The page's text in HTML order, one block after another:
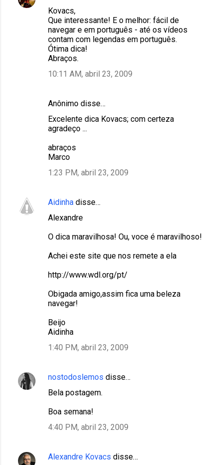
Kovacs,
Que interessante! E o melhor: fácil de
navegar e em português - até os vídeos
contam com legendas em português.
Ótima dica!
Abraços.
10:11 AM, abril 23, 2009
Anônimo disse…
Excelente dica Kovacs; com certeza
agradeço ...
abraços
Marco
1:23 PM, abril 23, 2009
Aidinha disse…
Alexandre
O dica maravilhosa! Ou, voce é maravilhoso!
Achei este site que nos remete a ela
http://www.wdl.org/pt/
Obigada amigo,assim fica uma beleza
navegar!
Beijo
Aidinha
1:40 PM, abril 23, 2009
nostodoslemos disse…
Bela postagem.
Boa semana!
4:40 PM, abril 23, 2009
Alexandre Kovacs disse…